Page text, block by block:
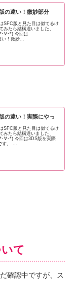
の違い！微妙部分
SFC版と見た目は似てるけ
みたら結構違いました、
･∀･*) 今回は
い！微妙...
の違い！実際にやっ
SFC版と見た目は似てるけ
みたら結構違いました、
･∀･*) 今回は3DS版を実際
す。 ...
て
確認中ですが、ス